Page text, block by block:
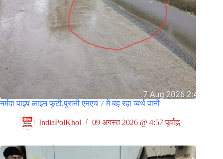
नर्मदा पाइप लाइन फूटी,पुरानी एनएच 7 में बह रहा व्यर्थ पानी
IndiaPolKhol 09 अगस्त 2026 @ 4:57 पूर्वाह्न